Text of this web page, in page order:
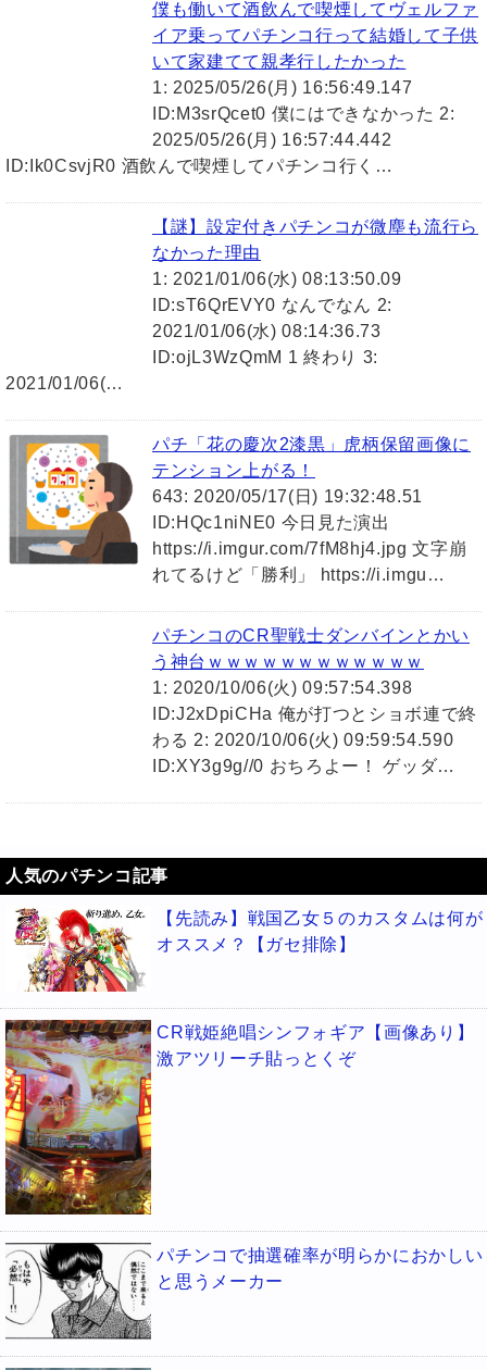
僕も働いて酒飲んで喫煙してヴェルファ
イア乗ってパチンコ行って結婚して子供
いて家建てて親孝行したかった
1: 2025/05/26(月) 16:56:49.147
ID:M3srQcet0 僕にはできなかった 2:
2025/05/26(月) 16:57:44.442
ID:Ik0CsvjR0 酒飲んで喫煙してパチンコ行く…
【謎】設定付きパチンコが微塵も流行ら
なかった理由
1: 2021/01/06(水) 08:13:50.09
ID:sT6QrEVY0 なんでなん 2:
2021/01/06(水) 08:14:36.73
ID:ojL3WzQmM 1 終わり 3:
2021/01/06(…
パチ「花の慶次2漆黒」虎柄保留画像に
テンション上がる！
643: 2020/05/17(日) 19:32:48.51
ID:HQc1niNE0 今日見た演出
https://i.imgur.com/7fM8hj4.jpg 文字崩
れてるけど「勝利」 https://i.imgu…
パチンコのCR聖戦士ダンバインとかい
う神台ｗｗｗｗｗｗｗｗｗｗｗｗ
1: 2020/10/06(火) 09:57:54.398
ID:J2xDpiCHa 俺が打つとショボ連で終
わる 2: 2020/10/06(火) 09:59:54.590
ID:XY3g9g//0 おちろよー！ ゲッダ…
人気のパチンコ記事
【先読み】戦国乙女５のカスタムは何が
オススメ？【ガセ排除】
CR戦姫絶唱シンフォギア【画像あり】
激アツリーチ貼っとくぞ
パチンコで抽選確率が明らかにおかしい
と思うメーカー